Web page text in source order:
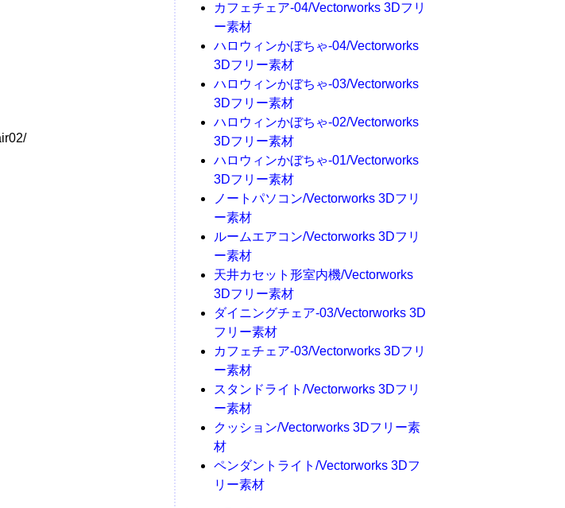
カフェチェア-04/Vectorworks 3Dフリ
ー素材
ハロウィンかぼちゃ-04/Vectorworks
3Dフリー素材
ハロウィンかぼちゃ-03/Vectorworks
3Dフリー素材
ハロウィンかぼちゃ-02/Vectorworks
3Dフリー素材
ハロウィンかぼちゃ-01/Vectorworks
3Dフリー素材
ノートパソコン/Vectorworks 3Dフリ
ー素材
ルームエアコン/Vectorworks 3Dフリ
ー素材
天井カセット形室内機/Vectorworks
3Dフリー素材
ダイニングチェア-03/Vectorworks 3D
フリー素材
カフェチェア-03/Vectorworks 3Dフリ
ー素材
スタンドライト/Vectorworks 3Dフリ
ー素材
クッション/Vectorworks 3Dフリー素
材
ペンダントライト/Vectorworks 3Dフ
リー素材